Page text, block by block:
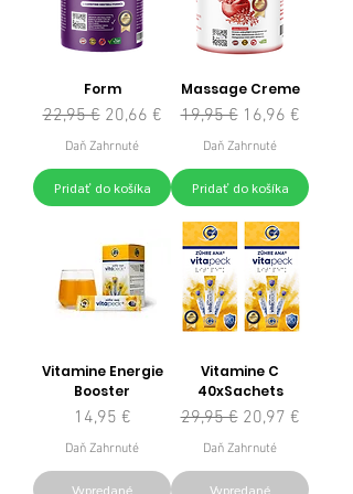
Form
Normálna cena
22,95 € Zľavnená cena
20,66 €
Daň Zahrnuté
Pridať do košíka
Massage Creme
Normálna cena
19,95 € Zľavnená cena
16,96 €
Daň Zahrnuté
Pridať do košíka
Vitamine Energie
Booster
Cena
14,95 €
Daň Zahrnuté
Vypredané
Vitamine C
40xSachets
Normálna cena
29,95 € Zľavnená cena
20,97 €
Daň Zahrnuté
Vypredané